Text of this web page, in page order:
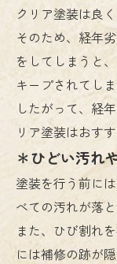
クリア塗装は良
そのため、経年
をしてしまうと
キープされてしま
したがって、経
リア塗装はおす
＊ひどい汚れ
塗装を行う前に
べての汚れが落
また、ひび割れ
には補修の跡が